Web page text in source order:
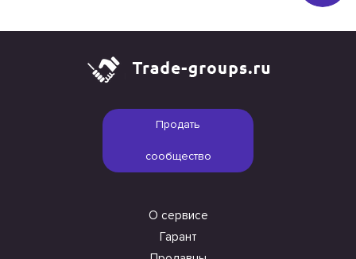
Продать
сообщество
О сервисе
Гарант